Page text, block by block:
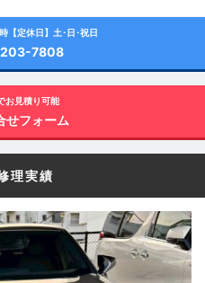
【定休日】土･日･祝日
7808
お見積り可能
せフォーム
理実績